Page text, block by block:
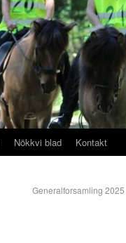
Nökkvi blad Kontakt
Generalforsamling 2025